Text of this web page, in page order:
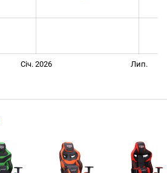
Січ. 2026 Лип.